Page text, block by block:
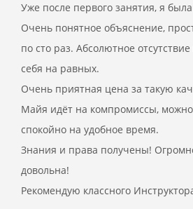
Уже после первого занятия, я
Очень понятное объяснение,
по сто раз. Абсолютное
себя на равных.
Очень приятная цена за такую
Майя идёт на компромиссы, можно
спокойно на удобное время.
Знания и права получены!
довольна!
Рекомендую классного